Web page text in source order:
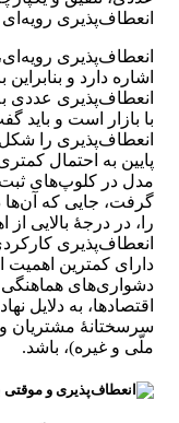
انعطاف‌پذیری
انعطاف‌پذیری
اشاره دارد و
انعطاف‌پذیری عددی
با بازار است و باید
انعطاف‌پذیری را
پایین به احتمال
مدل در کلوپ‌های
گرفت، جایی ‌که آن‌ها
را، در درجۀ بالایی
انعطاف‌پذیری
دارای کمترین اهمیت
دشواری‌های هماهنگی
اقتصادها، به دلایل
سرسختانۀ مشتریان و
ملّی و غیره)، باشد.